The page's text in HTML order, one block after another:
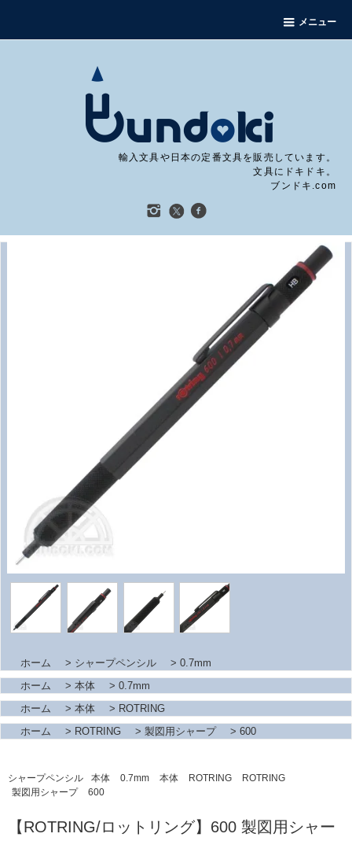
メニュー
輸入文具や日本の定番文具を販売しています。
文具にドキドキ。
ブンドキ.com
ホーム > シャープペンシル > 0.7mm
ホーム
> 本体 > 0.7mm
ホーム
> 本体 > ROTRING
ホーム
> ROTRING > 製図用シャープ > 600
シャープペンシル 本体 0.7mm 本体 ROTRING
ROTRING
製図用シャープ
600
【ROTRING/ロットリング】600 製図用シャー